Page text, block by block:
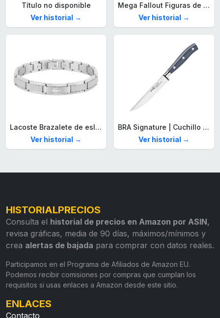
Título no disponible
Ver historial →
Mega Fallout Figuras de acción y Juguetes de construcción, Parada de Camiones Red Rocket con 824 Piezas, 2 Personajes articulados y Accesorios, para coleccionistas, HXT00
Ver historial →
Lacoste Brazalete de eslabón para Hombre Colección STENCIL de Acero inoxidable
Ver historial →
BRA Signature | Cuchillo tomatero 120 mm, Acero Inoxidable alemán forjado con Molibdeno Vanadio, Mango Remachado ABS, Diseño Ergonómico, Hoja 1,6 mm espesor
Ver historial →
HISTORIALPRECIOS
Consulta el historial de precios en Amazon por ASIN,
revisa gráficas, media de 90 días, máximos/mínimos y
crea alertas de bajada para comprar con datos reales.
Participamos en el Programa de Afiliados de Amazon EU.
Podemos recibir comisiones por compras que cumplan los
requisitos si usas enlaces a Amazon desde este sitio.
ENLACES
Contacto